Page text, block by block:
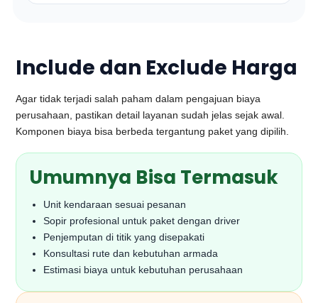
Include dan Exclude Harga
Agar tidak terjadi salah paham dalam pengajuan biaya
perusahaan, pastikan detail layanan sudah jelas sejak awal.
Komponen biaya bisa berbeda tergantung paket yang dipilih.
Umumnya Bisa Termasuk
Unit kendaraan sesuai pesanan
Sopir profesional untuk paket dengan driver
Penjemputan di titik yang disepakati
Konsultasi rute dan kebutuhan armada
Estimasi biaya untuk kebutuhan perusahaan